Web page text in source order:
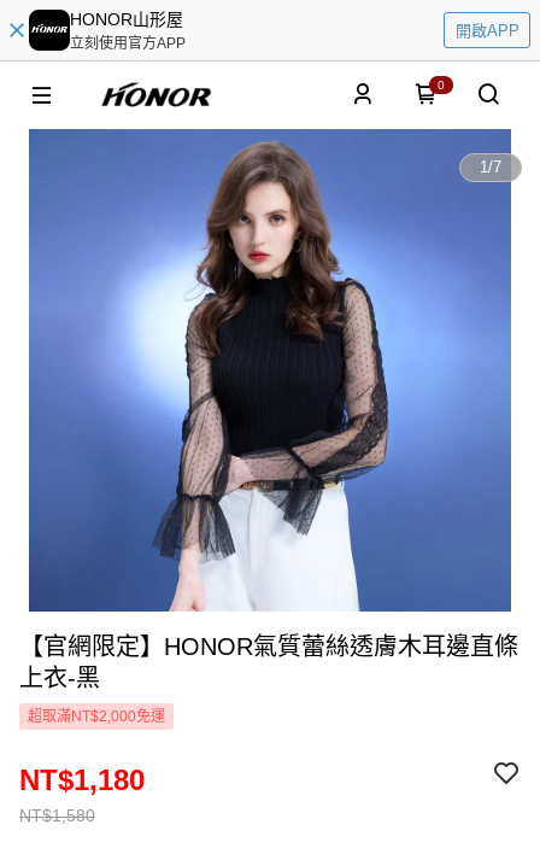
HONOR山形屋
立刻使用官方APP
開啟APP
0
1/7
【官網限定】HONOR氣質蕾絲透膚木耳邊直條
上衣-黑
超取滿NT$2,000免運
NT$1,580
NT$1,180